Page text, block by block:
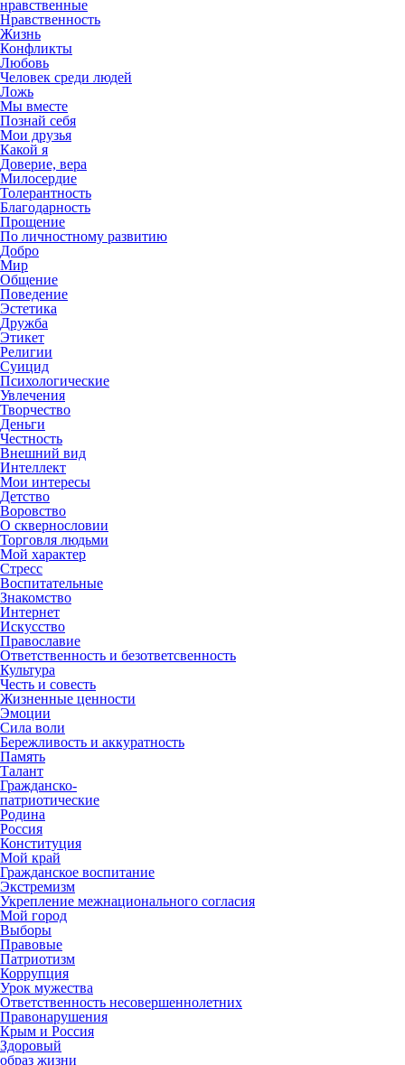
нравственные
Нравственность
Жизнь
Конфликты
Любовь
Человек среди людей
Ложь
Мы вместе
Познай себя
Мои друзья
Какой я
Доверие, вера
Милосердие
Толерантность
Благодарность
Прощение
По личностному развитию
Добро
Мир
Общение
Поведение
Эстетика
Дружба
Этикет
Религии
Суицид
Психологические
Увлечения
Творчество
Деньги
Честность
Внешний вид
Интеллект
Мои интересы
Детство
Воровство
О сквернословии
Торговля людьми
Мой характер
Стресс
Воспитательные
Знакомство
Интернет
Искусство
Православие
Ответственность и безответсвенность
Культура
Честь и совесть
Жизненные ценности
Эмоции
Сила воли
Бережливость и аккуратность
Память
Талант
Гражданско-
патриотические
Родина
Россия
Конституция
Мой край
Гражданское воспитание
Экстремизм
Укрепление межнационального согласия
Мой город
Выборы
Правовые
Патриотизм
Коррупция
Урок мужества
Ответственность несовершеннолетних
Правонарушения
Крым и Россия
Здоровый
образ жизни